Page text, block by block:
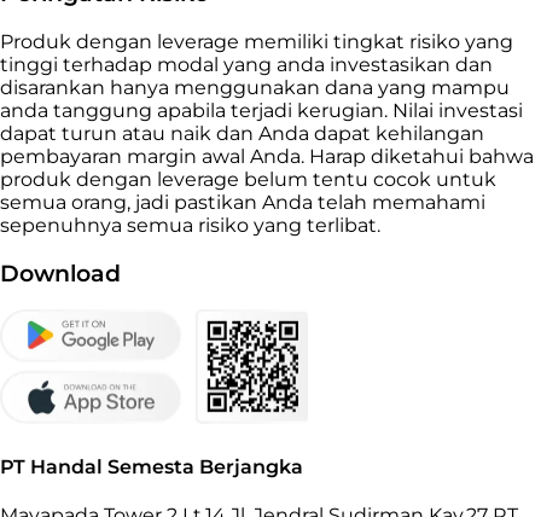
Produk dengan leverage memiliki tingkat risiko yang
tinggi terhadap modal yang anda investasikan dan
disarankan hanya menggunakan dana yang mampu
anda tanggung apabila terjadi kerugian. Nilai investasi
dapat turun atau naik dan Anda dapat kehilangan
pembayaran margin awal Anda. Harap diketahui bahwa
produk dengan leverage belum tentu cocok untuk
semua orang, jadi pastikan Anda telah memahami
sepenuhnya semua risiko yang terlibat.
Download
PT Handal Semesta Berjangka